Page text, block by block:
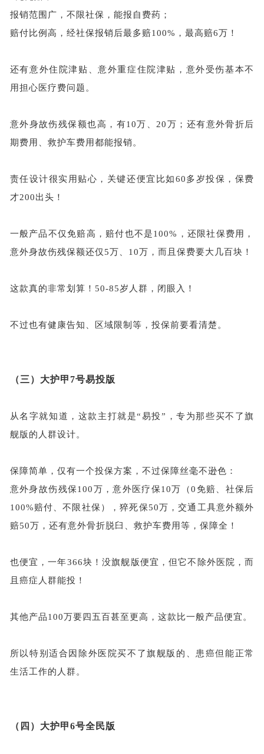
报销范围广，不限社保，能报自费药；
赔付比例高，经社保报销后最多赔100%，最高赔6万！
还有意外住院津贴、意外重症住院津贴，意外受伤基本不
用担心医疗费问题。
意外身故伤残保额也高，有10万、20万；还有意外骨折后
期费用、救护车费用都能报销。
责任设计很实用贴心，关键还便宜比如60多岁投保，保费
才200出头！
一般产品不仅免赔高，赔付也不是100%，还限社保费用，
意外身故伤残保额还仅5万、10万，而且保费要大几百块！
这款真的非常划算！ 50-85岁人群，闭眼入！
不过也有健康告知、区域限制等，投保前要看清楚。
（三） 大护甲 7号易投版
从名字就知道，这款主打就是“易投”，专为那些买不了旗
舰版的人群设计。
保障简单，仅有一个投保方案，不过保障丝毫不逊色：
意外身故伤残保100万，意外医疗保10万（0免赔、社保后
100%赔付、不限社保），猝死保50万，交通工具意外额外
赔50万，还有意外骨折脱臼、救护车费用等，保障全！
也便宜，一年366块！没旗舰版便宜，但它不除外医院，而
且癌症人群能投！
其他产品100万要四五百甚至更高，这款 比一般产品便宜。
所以特别适合因除外医院买不了旗舰版 的 、 患癌但能正常
生活工作的 人群。
（四） 大护甲6号全民版